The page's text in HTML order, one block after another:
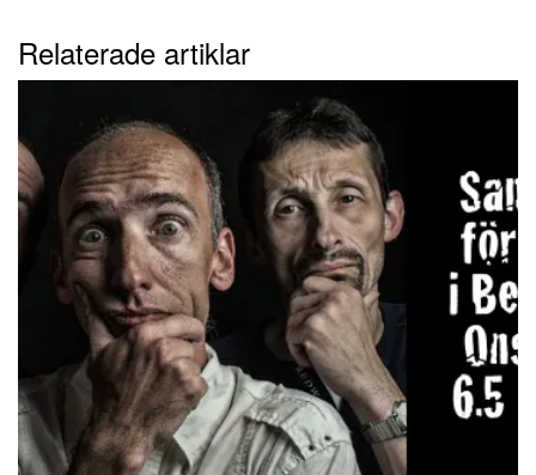
Relaterade artiklar